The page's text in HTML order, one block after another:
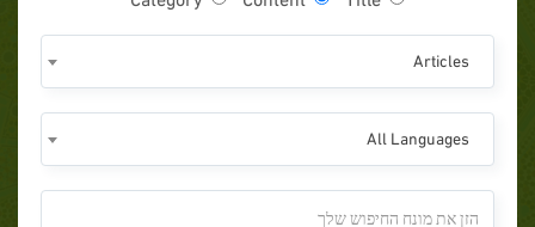
Articles
All Languages